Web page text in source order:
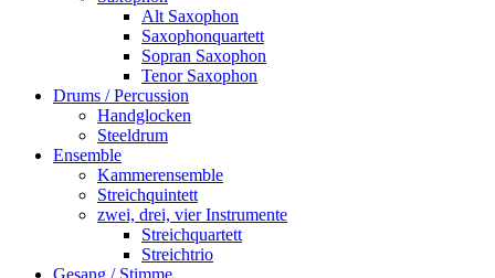
Alt Saxophon
Saxophonquartett
Sopran Saxophon
Tenor Saxophon
Drums / Percussion
Handglocken
Steeldrum
Ensemble
Kammerensemble
Streichquintett
zwei, drei, vier Instrumente
Streichquartett
Streichtrio
Gesang / Stimme